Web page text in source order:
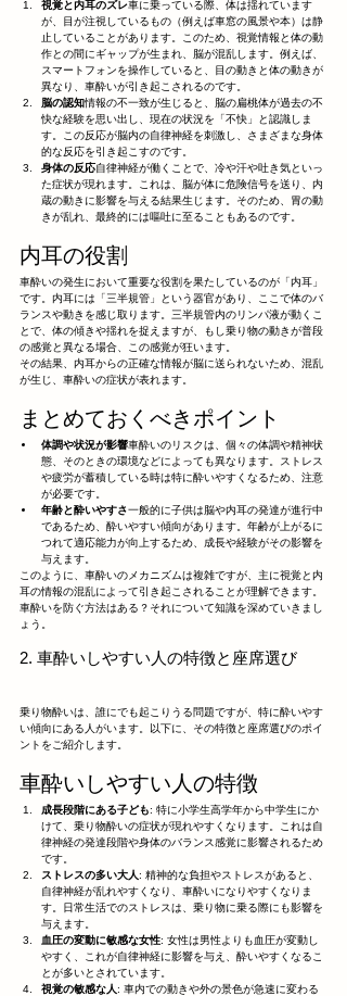
視覚と内耳のズレ車に乗っている際、体は揺れています
が、目が注視しているもの（例えば車窓の風景や本）は静
止していることがあります。このため、視覚情報と体の動
作との間にギャップが生まれ、脳が混乱します。例えば、
スマートフォンを操作していると、目の動きと体の動きが
異なり、車酔いが引き起こされるのです。
脳の認知情報の不一致が生じると、脳の扁桃体が過去の不
快な経験を思い出し、現在の状況を「不快」と認識しま
す。この反応が脳内の自律神経を刺激し、さまざまな身体
的な反応を引き起こすのです。
身体の反応自律神経が働くことで、冷や汗や吐き気といっ
た症状が現れます。これは、脳が体に危険信号を送り、内
蔵の動きに影響を与える結果生じます。そのため、胃の動
きが乱れ、最終的には嘔吐に至ることもあるのです。
内耳の役割
車酔いの発生において重要な役割を果たしているのが「内耳」
です。内耳には「三半規管」という器官があり、ここで体のバ
ランスや動きを感じ取ります。三半規管内のリンパ液が動くこ
とで、体の傾きや揺れを捉えますが、もし乗り物の動きが普段
の感覚と異なる場合、この感覚が狂います。
その結果、内耳からの正確な情報が脳に送られないため、混乱
が生じ、車酔いの症状が表れます。
まとめておくべきポイント
体調や状況が影響車酔いのリスクは、個々の体調や精神状
態、そのときの環境などによっても異なります。ストレス
や疲労が蓄積している時は特に酔いやすくなるため、注意
が必要です。
年齢と酔いやすさ一般的に子供は脳や内耳の発達が進行中
であるため、酔いやすい傾向があります。年齢が上がるに
つれて適応能力が向上するため、成長や経験がその影響を
与えます。
このように、車酔いのメカニズムは複雑ですが、主に視覚と内
耳の情報の混乱によって引き起こされることが理解できます。
車酔いを防ぐ方法はある？それについて知識を深めていきまし
ょう。
2. 車酔いしやすい人の特徴と座席選び
乗り物酔いは、誰にでも起こりうる問題ですが、特に酔いやす
い傾向にある人がいます。以下に、その特徴と座席選びのポイ
ントをご紹介します。
車酔いしやすい人の特徴
成長段階にある子ども: 特に小学生高学年から中学生にか
けて、乗り物酔いの症状が現れやすくなります。これは自
律神経の発達段階や身体のバランス感覚に影響されるため
です。
ストレスの多い大人: 精神的な負担やストレスがあると、
自律神経が乱れやすくなり、車酔いになりやすくなりま
す。日常生活でのストレスは、乗り物に乗る際にも影響を
与えます。
血圧の変動に敏感な女性: 女性は男性よりも血圧が変動し
やすく、これが自律神経に影響を与え、酔いやすくなるこ
とが多いとされています。
視覚の敏感な人: 車内での動きや外の景色が急速に変わる